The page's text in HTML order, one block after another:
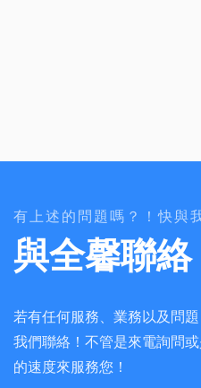
有上述的問題嗎？！快與
與全馨聯絡
若有任何服務、業務以及問
我們聯絡！不管是來電詢問
的速度來服務您！